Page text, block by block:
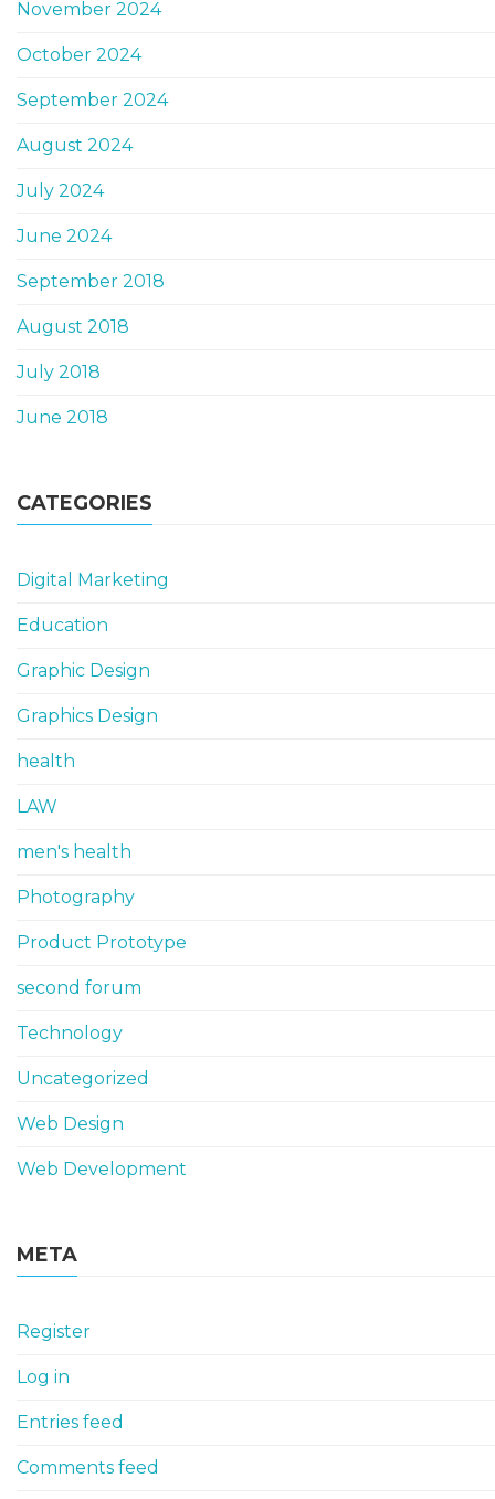
November 2024
October 2024
September 2024
August 2024
July 2024
June 2024
September 2018
August 2018
July 2018
June 2018
CATEGORIES
Digital Marketing
Education
Graphic Design
Graphics Design
health
LAW
men's health
Photography
Product Prototype
second forum
Technology
Uncategorized
Web Design
Web Development
META
Register
Log in
Entries feed
Comments feed